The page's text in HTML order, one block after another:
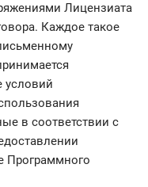
Лицензиата
Каждое такое
условий
в соответствии с
Программного